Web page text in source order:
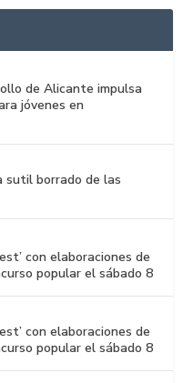
de Alicante impulsa
jóvenes en
sutil borrado de las
con elaboraciones de
popular el sábado 8
con elaboraciones de
popular el sábado 8